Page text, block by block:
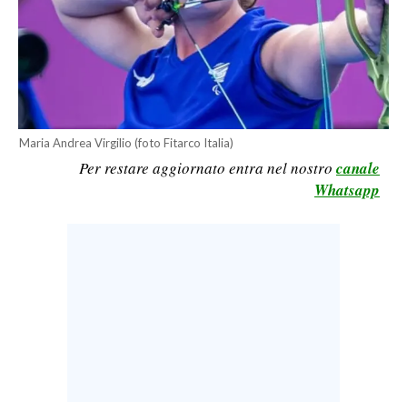
POLITICA
ECONOMIA
SERVIZI ALLE IMPRESE
Maria Andrea Virgilio (foto Fitarco Italia)
Per restare aggiornato entra nel nostro canale
Whatsapp